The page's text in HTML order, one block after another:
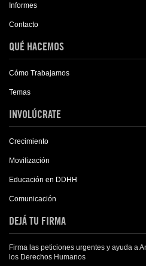
Informes
Contacto
QUÉ HACEMOS
Cómo Trabajamos
Temas
INVOLÚCRATE
Crecimiento
Movilización
Educación en DDHH
Comunicación
DEJÁ TU FIRMA
Firma las peticiones urgentes y ayuda a
los Derechos Humanos